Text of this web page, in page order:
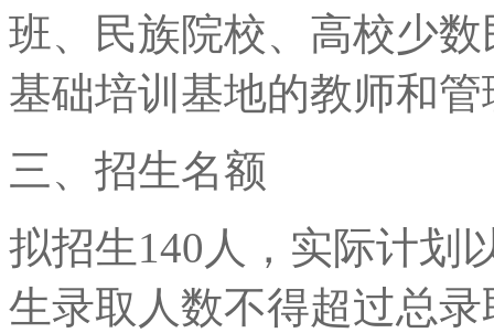
班、民族院校、高校少
基础培训基地的教师和
三、招生名额
拟招生140人，实际计划
生录取人数不得超过总